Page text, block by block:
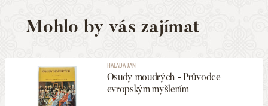
Mohlo by vás zajímat
HALADA JAN
Osudy moudrých - Průvodce
evropským myšlením